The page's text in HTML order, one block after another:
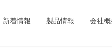
新着情報 製品情報 会社